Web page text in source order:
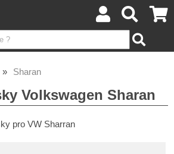
Sharan
Volkswagen Sharan
pro VW Sharran